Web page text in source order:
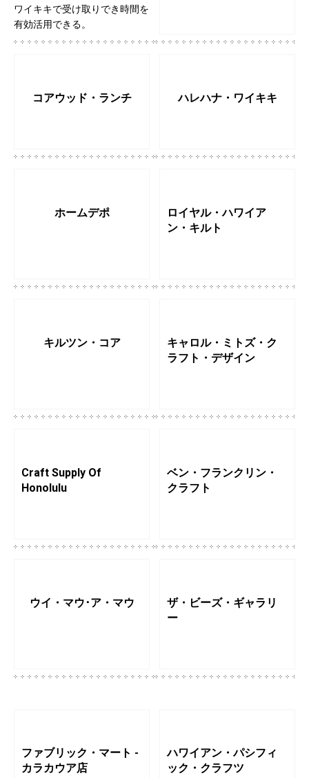
ワイキキで受け取りでき時間を
有効活用できる。
コアウッド・ランチ ハレハナ・ワイキキ
ホームデポ
ロイヤル・ハワイア
ン・キルト
キルツン・コア
キャロル・ミトズ・ク
ラフト・デザイン
Craft Supply Of
Honolulu
ベン・フランクリン・
クラフト
ウイ・マウ･ア・マウ
ザ・ビーズ・ギャラリ
ー
ファブリック・マート -
カラカウア店
ハワイアン・パシフィ
ック・クラフツ